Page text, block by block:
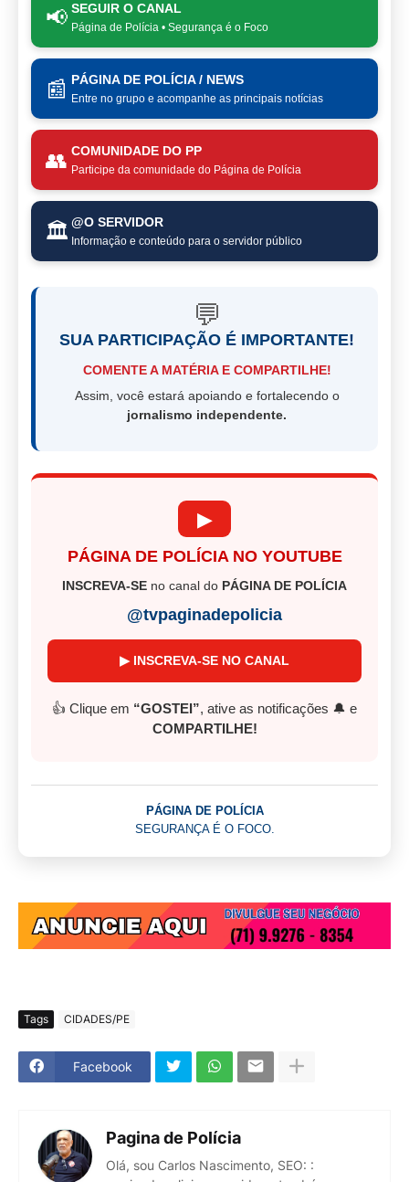
📢 SEGUIR O CANAL
Página de Polícia • Segurança é o Foco
📰 PÁGINA DE POLÍCIA / NEWS
Entre no grupo e acompanhe as principais notícias
👥 COMUNIDADE DO PP
Participe da comunidade do Página de Polícia
🏛️ @O SERVIDOR
Informação e conteúdo para o servidor público
💬
SUA PARTICIPAÇÃO É IMPORTANTE!
COMENTE A MATÉRIA E COMPARTILHE!
Assim, você estará apoiando e fortalecendo o
jornalismo independente.
▶
PÁGINA DE POLÍCIA NO YOUTUBE
INSCREVA-SE no canal do PÁGINA DE POLÍCIA
@tvpaginadepolicia
▶ INSCREVA-SE NO CANAL
👍 Clique em “GOSTEI”, ative as notificações 🔔 e
COMPARTILHE!
PÁGINA DE POLÍCIA
SEGURANÇA É O FOCO.
Tags CIDADES/PE
Facebook
Pagina de Polícia
Olá, sou Carlos Nascimento, SEO: :